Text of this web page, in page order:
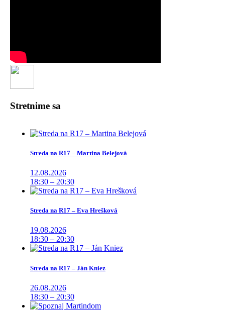
Stretnime sa
Streda na R17 – Martina Belejová
12.08.2026
18:30 – 20:30
Streda na R17 – Eva Hrešková
19.08.2026
18:30 – 20:30
Streda na R17 – Ján Kniez
26.08.2026
18:30 – 20:30